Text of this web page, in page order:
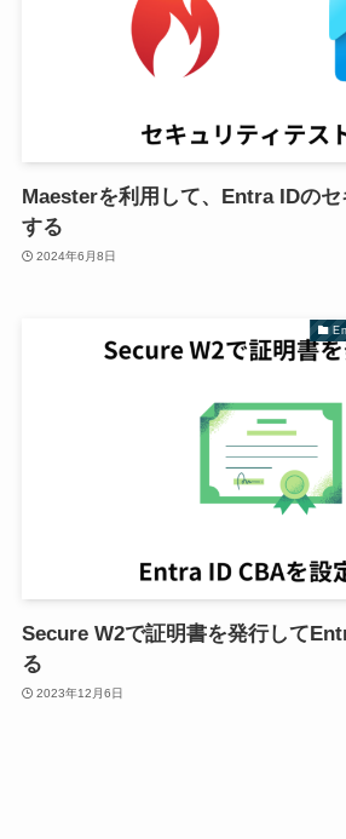
Maesterを利用して、Entra IDのセ
する
2024年6月8日
Secure W2で証明書を発行して
る
2023年12月6日